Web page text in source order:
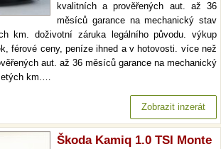
kvalitních a prověřených aut. až 36
měsíců garance na mechanický stav
km. doživotní záruka legálního původu. výkup
férové ceny, peníze ihned a v hotovosti. více než
aut. až 36 měsíců garance na mechanický
km.…
Zobrazit inzerát
Škoda Kamiq 1.0 TSI Monte